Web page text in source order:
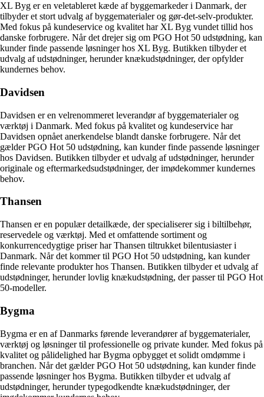
XL Byg er en veletableret kæde af byggemarkeder i Danmark, der
tilbyder et stort udvalg af byggematerialer og gør-det-selv-produkter.
Med fokus på kundeservice og kvalitet har XL Byg vundet tillid hos
danske forbrugere. Når det drejer sig om PGO Hot 50 udstødning, kan
kunder finde passende løsninger hos XL Byg. Butikken tilbyder et
udvalg af udstødninger, herunder knækudstødninger, der opfylder
kundernes behov.
Davidsen
Davidsen er en velrenommeret leverandør af byggematerialer og
værktøj i Danmark. Med fokus på kvalitet og kundeservice har
Davidsen opnået anerkendelse blandt danske forbrugere. Når det
gælder PGO Hot 50 udstødning, kan kunder finde passende løsninger
hos Davidsen. Butikken tilbyder et udvalg af udstødninger, herunder
originale og eftermarkedsudstødninger, der imødekommer kundernes
behov.
Thansen
Thansen er en populær detailkæde, der specialiserer sig i biltilbehør,
reservedele og værktøj. Med et omfattende sortiment og
konkurrencedygtige priser har Thansen tiltrukket bilentusiaster i
Danmark. Når det kommer til PGO Hot 50 udstødning, kan kunder
finde relevante produkter hos Thansen. Butikken tilbyder et udvalg af
udstødninger, herunder lovlig knækudstødning, der passer til PGO Hot
50-modeller.
Bygma
Bygma er en af Danmarks førende leverandører af byggematerialer,
værktøj og løsninger til professionelle og private kunder. Med fokus på
kvalitet og pålidelighed har Bygma opbygget et solidt omdømme i
branchen. Når det gælder PGO Hot 50 udstødning, kan kunder finde
passende løsninger hos Bygma. Butikken tilbyder et udvalg af
udstødninger, herunder typegodkendte knækudstødninger, der